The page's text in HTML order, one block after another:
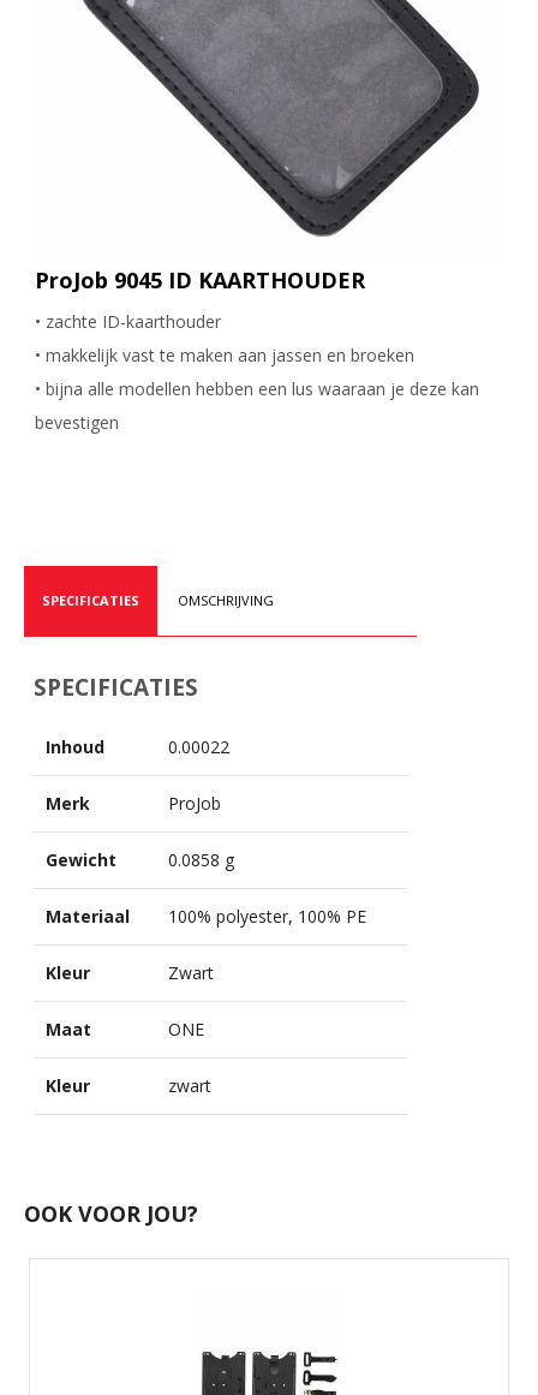
ProJob 9045 ID KAARTHOUDER
• zachte ID-kaarthouder
• makkelijk vast te maken aan jassen en broeken
• bijna alle modellen hebben een lus waaraan je deze kan
bevestigen
SPECIFICATIES OMSCHRIJVING
SPECIFICATIES
Inhoud 0.00022
Merk ProJob
Gewicht 0.0858 g
Materiaal 100% polyester, 100% PE
Kleur Zwart
Maat ONE
Kleur zwart
OOK VOOR JOU?